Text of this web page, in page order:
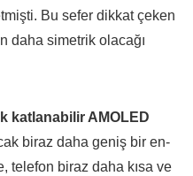
Bu sefer dikkat çeken
daha simetrik olacağı
katlanabilir AMOLED
biraz daha geniş bir en-
telefon biraz daha kısa ve